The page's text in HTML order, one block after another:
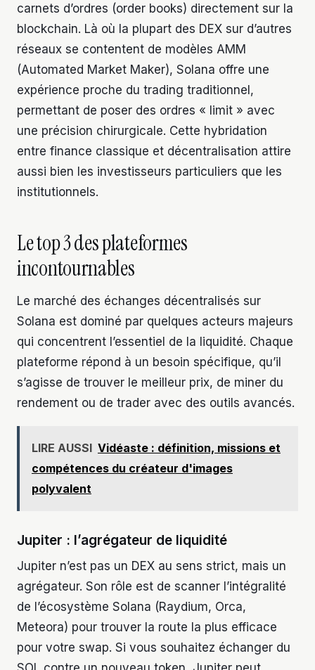
carnets d’ordres (order books) directement sur la
blockchain. Là où la plupart des DEX sur d’autres
réseaux se contentent de modèles AMM
(Automated Market Maker), Solana offre une
expérience proche du trading traditionnel,
permettant de poser des ordres « limit » avec
une précision chirurgicale. Cette hybridation
entre finance classique et décentralisation attire
aussi bien les investisseurs particuliers que les
institutionnels.
Le top 3 des plateformes
incontournables
Le marché des échanges décentralisés sur
Solana est dominé par quelques acteurs majeurs
qui concentrent l’essentiel de la liquidité. Chaque
plateforme répond à un besoin spécifique, qu’il
s’agisse de trouver le meilleur prix, de miner du
rendement ou de trader avec des outils avancés.
LIRE AUSSI Vidéaste : définition, missions et
compétences du créateur d'images
polyvalent
Jupiter : l’agrégateur de liquidité
Jupiter n’est pas un DEX au sens strict, mais un
agrégateur. Son rôle est de scanner l’intégralité
de l’écosystème Solana (Raydium, Orca,
Meteora) pour trouver la route la plus efficace
pour votre swap. Si vous souhaitez échanger du